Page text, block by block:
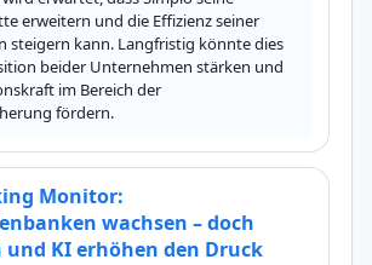
erweitern und die Effizienz seiner
steigern kann. Langfristig könnte dies
beider Unternehmen stärken und
im Bereich der
fördern.
Monitor:
wachsen – doch
und KI erhöhen den Druck